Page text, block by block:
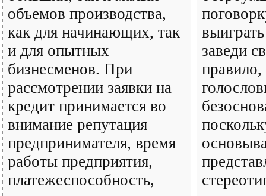
объемов производства,
как для начинающих, так
и для опытных
бизнесменов. При
рассмотрении заявки на
кредит принимается во
внимание репутация
предпринимателя, время
работы предприятия,
платежеспособность,
заведи